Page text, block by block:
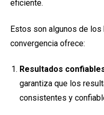
eficiente.
Estos son algunos de
convergencia ofrece:
Resultados
garantiza que los
consistentes y